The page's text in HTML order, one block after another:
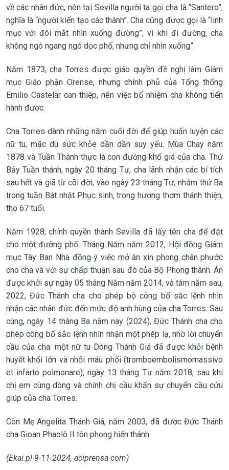
về các nhân đức, nên tại Sevilla người ta gọi cha là “Santero”,
nghĩa là “người kiến tạo các thánh”. Cha cũng được gọi là “linh
mục với đôi mắt nhìn xuống đường”, vì khi đi đường, cha
không ngó ngang ngó dọc phố, nhưng chỉ nhìn xuống”.
Năm 1873, cha Torres được giáo quyền đề nghị làm Giám
mục Giáo phận Orense, nhưng chính phủ của Tổng thống
Emilio Castelar can thiệp, nên việc bổ nhiệm cha không tiến
hành được.
Cha Torres dành những năm cuối đời để giúp huấn luyện các
nữ tu, mặc dù sức khỏe dần dần suy yếu. Mùa Chay năm
1878 và Tuần Thánh thực là con đường khổ giá của cha. Thứ
Bảy Tuần thánh, ngày 20 tháng Tư, cha lãnh nhận các bí tích
sau hết và giã từ cõi đời, vào ngày 23 tháng Tư, nhằm thứ Ba
trong tuần Bát nhật Phục sinh, trong hương thơm thánh thiện,
thọ 67 tuổi.
Năm 1928, chính quyền thành Sevilla đã lấy tên cha để đặt
cho một đường phố. Tháng Năm năm 2012, Hội đồng Giám
mục Tây Ban Nha đồng ý việc mở án xin phong chân phước
cho cha và với sự chấp thuận sau đó của Bộ Phong thánh. Án
được khởi sự ngày 05 tháng Năm năm 2014, và tám năm sau,
2022, Đức Thánh cha cho phép bộ công bố sắc lệnh nhìn
nhận các nhân đức đến mức độ anh hùng của cha Torres. Sau
cùng, ngày 14 tháng Ba năm nay (2024), Đức Thánh cha cho
phép công bố sắc lệnh nhìn nhận một phép lạ, nhờ lời chuyển
cầu của cha: một nữ tu Dòng Thánh Giá đã được khỏi bệnh
huyết khối lớn và nhồi máu phổi (tromboembolismomassivo
et infarto polmonare), ngày 13 tháng Tư năm 2018, sau khi
chị em cùng dòng và chính chị cầu khẩn sự chuyển cầu cứu
giúp của cha Torres.
Còn Mẹ Angelita Thánh Giá, năm 2003, đã được Đức Thánh
cha Gioan Phaolô II tôn phong hiển thánh.
(Ekai.pl 9-11-2024, aciprensa.com)